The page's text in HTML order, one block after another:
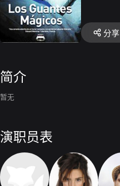
分享
简介
暂无
演职员表